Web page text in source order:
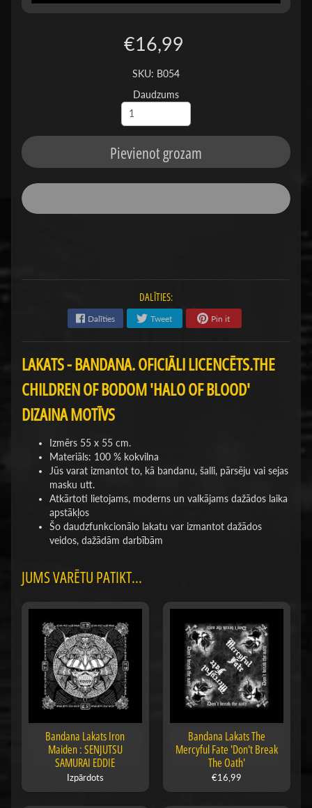
€16,99
SKU: B054
Daudzums
Pievienot grozam
DALĪTIES:
Dalīties Tweet Pin it
LAKATS - BANDANA. OFICIĀLI LICENCĒTS.THE
CHILDREN OF BODOM 'HALO OF BLOOD'
DIZAINA MOTĪVS
Izmērs 55 x 55 cm.
Materiāls: 100 % kokvilna
Jūs varat izmantot to, kā bandanu, šalli, pārsēju vai sejas
masku utt.
Atkārtoti lietojams, moderns un valkājams dažādos laika
apstākļos
Šo daudzfunkcionālo lakatu var izmantot dažādos
veidos, dažādām darbībām
JUMS VARĒTU PATIKT...
Bandana Lakats Iron
Maiden : SENJUTSU
SAMURAI EDDIE
Izpārdots
Bandana Lakats The
Mercyful Fate 'Don't Break
The Oath'
€16,99